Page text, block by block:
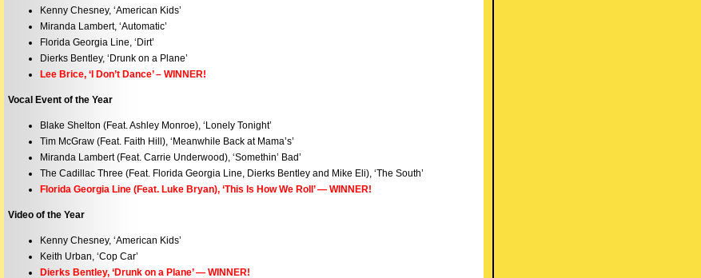
Kenny Chesney, ‘American Kids’
Miranda Lambert, ‘Automatic’
Florida Georgia Line, ‘Dirt’
Dierks Bentley, ‘Drunk on a Plane’
Lee Brice, ‘I Don’t Dance’ – WINNER!
Vocal Event of the Year
Blake Shelton (Feat. Ashley Monroe), ‘Lonely Tonight’
Tim McGraw (Feat. Faith Hill), ‘Meanwhile Back at Mama’s’
Miranda Lambert (Feat. Carrie Underwood), ‘Somethin’ Bad’
The Cadillac Three (Feat. Florida Georgia Line, Dierks Bentley and Mike Eli), ‘The South’
Florida Georgia Line (Feat. Luke Bryan), ‘This Is How We Roll’ — WINNER!
Video of the Year
Kenny Chesney, ‘American Kids’
Keith Urban, ‘Cop Car’
Dierks Bentley, ‘Drunk on a Plane’ — WINNER!